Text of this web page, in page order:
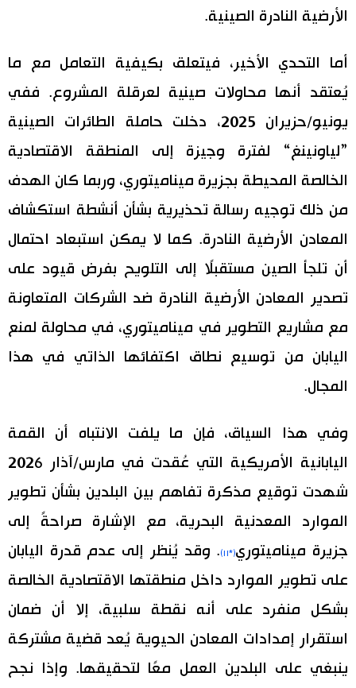
الأرضية النادرة الصينية.
أما التحدي الأخير، فيتعلق بكيفية التعامل مع ما
يُعتقد أنها محاولات صينية لعرقلة المشروع. ففي
يونيو/حزيران 2025، دخلت حاملة الطائرات الصينية
”لياونينغ“ لفترة وجيزة إلى المنطقة الاقتصادية
الخالصة المحيطة بجزيرة ميناميتوري، وربما كان الهدف
من ذلك توجيه رسالة تحذيرية بشأن أنشطة استكشاف
المعادن الأرضية النادرة. كما لا يمكن استبعاد احتمال
أن تلجأ الصين مستقبلًا إلى التلويح بفرض قيود على
تصدير المعادن الأرضية النادرة ضد الشركات المتعاونة
مع مشاريع التطوير في ميناميتوري، في محاولة لمنع
اليابان من توسيع نطاق اكتفائها الذاتي في هذا
المجال.
وفي هذا السياق، فإن ما يلفت الانتباه أن القمة
اليابانية الأمريكية التي عُقدت في مارس/آذار 2026
شهدت توقيع مذكرة تفاهم بين البلدين بشأن تطوير
الموارد المعدنية البحرية، مع الإشارة صراحةً إلى
جزيرة ميناميتوري(*١١)
. وقد يُنظر إلى عدم قدرة اليابان
على تطوير الموارد داخل منطقتها الاقتصادية الخالصة
بشكل منفرد على أنه نقطة سلبية، إلا أن ضمان
استقرار إمدادات المعادن الحيوية يُعد قضية مشتركة
ينبغي على البلدين العمل معًا لتحقيقها. وإذا نجح